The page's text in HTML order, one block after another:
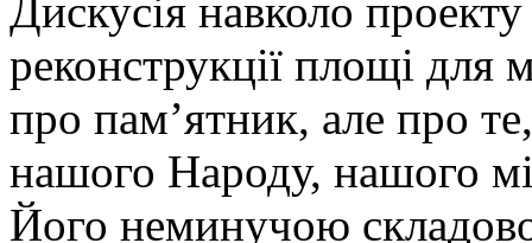
Дискусія навколо
реконструкції площі для
про пам’ятник, але про
нашого Народу, нашого
Його неминучою